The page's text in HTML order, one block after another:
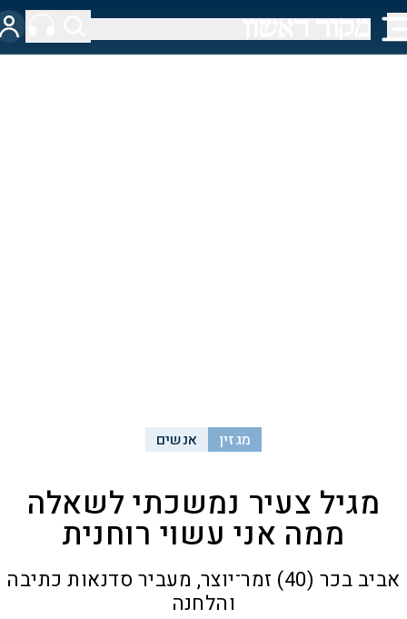
מגזין אנשים
מגיל צעיר נמשכתי לשאלה
ממה אני עשוי רוחנית
אביב בכר (40) זמר־יוצר, מעביר סדנאות כתיבה
והלחנה